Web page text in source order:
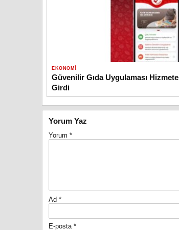
EKONOMI
Güvenilir Gıda Uygulaması Hizmete
Girdi
Yorum Yaz
Yorum *
Ad *
E-posta *